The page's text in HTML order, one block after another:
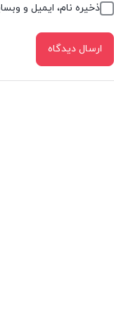
ذخیره نام، ایمیل و